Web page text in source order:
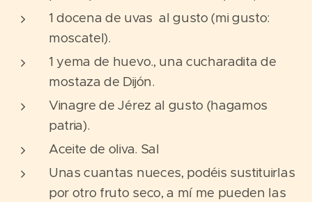
1 docena de uvas al gusto (mi gusto:
moscatel).
1 yema de huevo., una cucharadita de
mostaza de Dijón.
Vinagre de Jérez al gusto (hagamos
patria).
Aceite de oliva. Sal
Unas cuantas nueces, podéis sustituirlas
por otro fruto seco, a mí me pueden las